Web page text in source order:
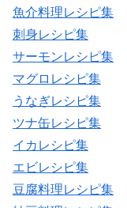
魚介料理レシピ集
刺身レシピ集
サーモンレシピ集
マグロレシピ集
うなぎレシピ集
ツナ缶レシピ集
イカレシピ集
エビレシピ集
豆腐料理レシピ集